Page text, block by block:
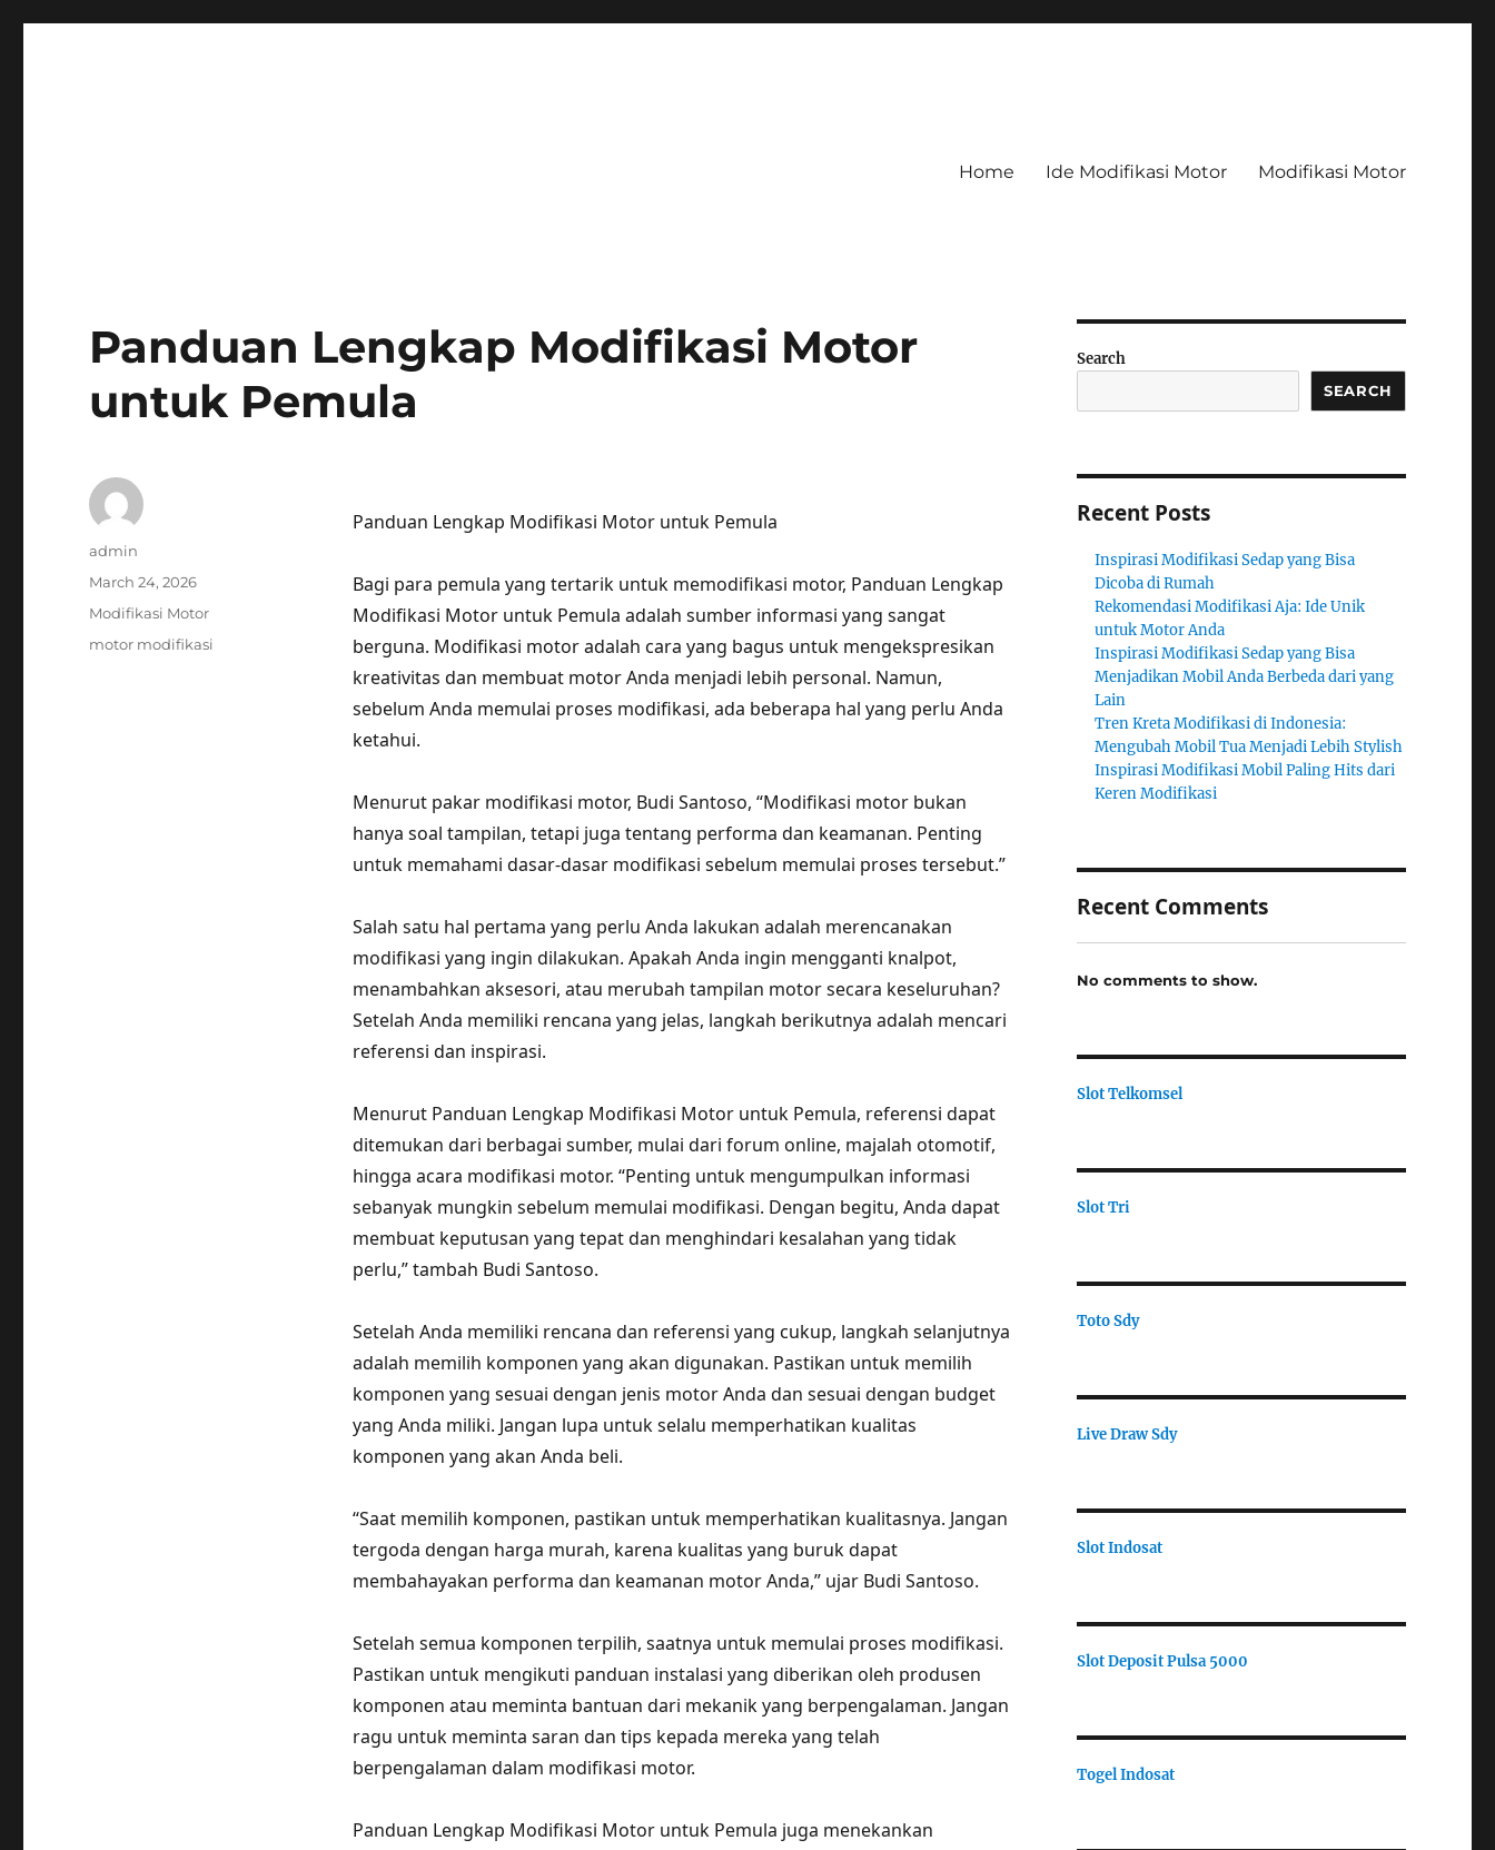
Home Ide Modifikasi Motor Modifikasi Motor
Panduan Lengkap Modifikasi Motor
untuk Pemula
Panduan Lengkap Modifikasi Motor untuk Pemula
Bagi para pemula yang tertarik untuk memodifikasi motor, Panduan Lengkap
Modifikasi Motor untuk Pemula adalah sumber informasi yang sangat
berguna. Modifikasi motor adalah cara yang bagus untuk mengekspresikan
kreativitas dan membuat motor Anda menjadi lebih personal. Namun,
sebelum Anda memulai proses modifikasi, ada beberapa hal yang perlu Anda
ketahui.
Menurut pakar modifikasi motor, Budi Santoso, “Modifikasi motor bukan
hanya soal tampilan, tetapi juga tentang performa dan keamanan. Penting
untuk memahami dasar-dasar modifikasi sebelum memulai proses tersebut.”
Salah satu hal pertama yang perlu Anda lakukan adalah merencanakan
modifikasi yang ingin dilakukan. Apakah Anda ingin mengganti knalpot,
menambahkan aksesori, atau merubah tampilan motor secara keseluruhan?
Setelah Anda memiliki rencana yang jelas, langkah berikutnya adalah mencari
referensi dan inspirasi.
Menurut Panduan Lengkap Modifikasi Motor untuk Pemula, referensi dapat
ditemukan dari berbagai sumber, mulai dari forum online, majalah otomotif,
hingga acara modifikasi motor. “Penting untuk mengumpulkan informasi
sebanyak mungkin sebelum memulai modifikasi. Dengan begitu, Anda dapat
membuat keputusan yang tepat dan menghindari kesalahan yang tidak
perlu,” tambah Budi Santoso.
Setelah Anda memiliki rencana dan referensi yang cukup, langkah selanjutnya
adalah memilih komponen yang akan digunakan. Pastikan untuk memilih
komponen yang sesuai dengan jenis motor Anda dan sesuai dengan budget
yang Anda miliki. Jangan lupa untuk selalu memperhatikan kualitas
komponen yang akan Anda beli.
“Saat memilih komponen, pastikan untuk memperhatikan kualitasnya. Jangan
tergoda dengan harga murah, karena kualitas yang buruk dapat
membahayakan performa dan keamanan motor Anda,” ujar Budi Santoso.
Setelah semua komponen terpilih, saatnya untuk memulai proses modifikasi.
Pastikan untuk mengikuti panduan instalasi yang diberikan oleh produsen
komponen atau meminta bantuan dari mekanik yang berpengalaman. Jangan
ragu untuk meminta saran dan tips kepada mereka yang telah
berpengalaman dalam modifikasi motor.
Panduan Lengkap Modifikasi Motor untuk Pemula juga menekankan
Author
admin
Posted
March 24, 2026
Categories
Modifikasi Motor
Tags
motor modifikasi
Search
SEARCH
Recent Posts
Inspirasi Modifikasi Sedap yang Bisa
Dicoba di Rumah
Rekomendasi Modifikasi Aja: Ide Unik
untuk Motor Anda
Inspirasi Modifikasi Sedap yang Bisa
Menjadikan Mobil Anda Berbeda dari yang
Lain
Tren Kreta Modifikasi di Indonesia:
Mengubah Mobil Tua Menjadi Lebih Stylish
Inspirasi Modifikasi Mobil Paling Hits dari
Keren Modifikasi
Recent Comments
No comments to show.
Slot Telkomsel
Slot Tri
Toto Sdy
Live Draw Sdy
Slot Indosat
Slot Deposit Pulsa 5000
Togel Indosat